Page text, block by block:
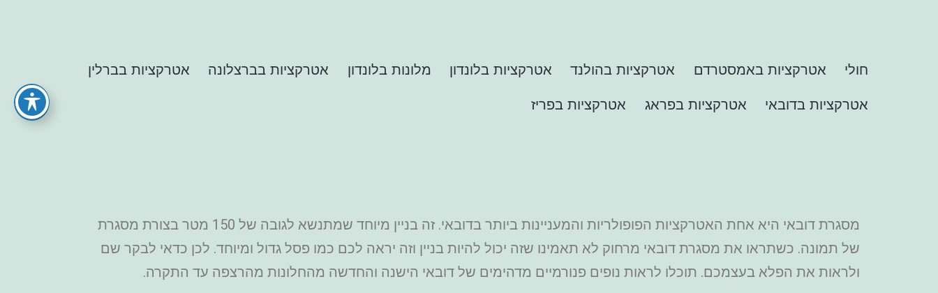
חולי אטרקציות באמסטרדם אטרקציות בהולנד אטרקציות בלונדון מלונות בלונדון אטרקציות בברצלונה אטרקציות בברלין
אטרקציות בדובאי אטרקציות בפראג אטרקציות בפריז
מסגרת דובאי היא אחת האטרקציות הפופולריות והמעניינות ביותר בדובאי. זה בניין מיוחד שמתנשא לגובה של 150 מטר בצורת מסגרת
של תמונה. כשתראו את מסגרת דובאי מרחוק לא תאמינו שזה יכול להיות בניין וזה יראה לכם כמו פסל גדול ומיוחד. לכן כדאי לבקר שם
ולראות את הפלא בעצמכם. תוכלו לראות נופים פנורמיים מדהימים של דובאי הישנה והחדשה מהחלונות מהרצפה עד התקרה.